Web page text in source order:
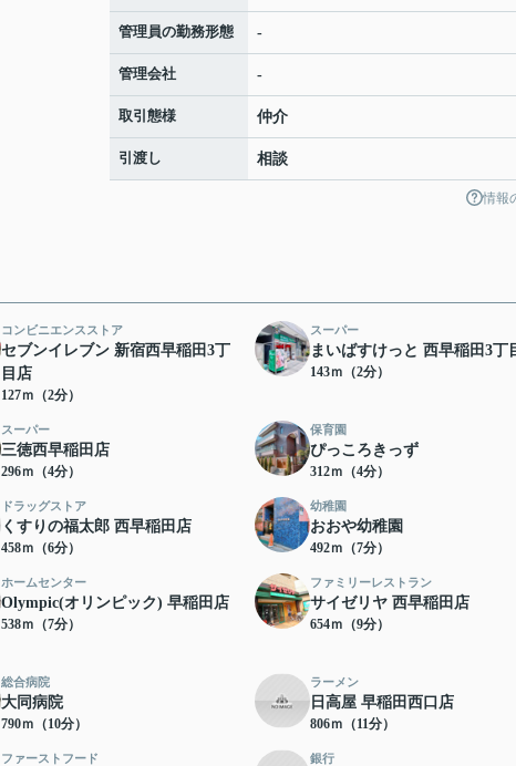
管理員の勤務形態 -
管理会社 -
取引態様 仲介
引渡し 相談
情報
コンビニエンスストア
セブンイレブン 新宿西早稲田3丁
目店
127ｍ（2分）
スーパー
まいばすけっと 西早稲田3丁
143ｍ（2分）
スーパー
三徳西早稲田店
296ｍ（4分）
保育園
ぴっころきっず
312ｍ（4分）
ドラッグストア
くすりの福太郎 西早稲田店
458ｍ（6分）
幼稚園
おおや幼稚園
492ｍ（7分）
ホームセンター
Olympic(オリンピック) 早稲田店
538ｍ（7分）
ファミリーレストラン
サイゼリヤ 西早稲田店
654ｍ（9分）
総合病院
大同病院
790ｍ（10分）
ラーメン
日高屋 早稲田西口店
806ｍ（11分）
ファーストフード 銀行